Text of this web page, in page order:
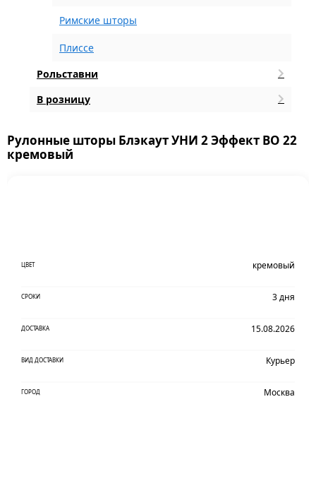
Римские шторы
Плиссе
Рольставни
В розницу
Рулонные шторы Блэкаут УНИ 2 Эффект BO 22
кремовый
ЦВЕТ кремовый
СРОКИ 3 дня
ДОСТАВКА 15.08.2026
ВИД ДОСТАВКИ Курьер
ГОРОД Москва